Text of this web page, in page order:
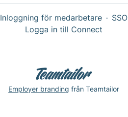
Inloggning för medarbetare · SSO
Logga in till Connect
Employer branding från Teamtailor